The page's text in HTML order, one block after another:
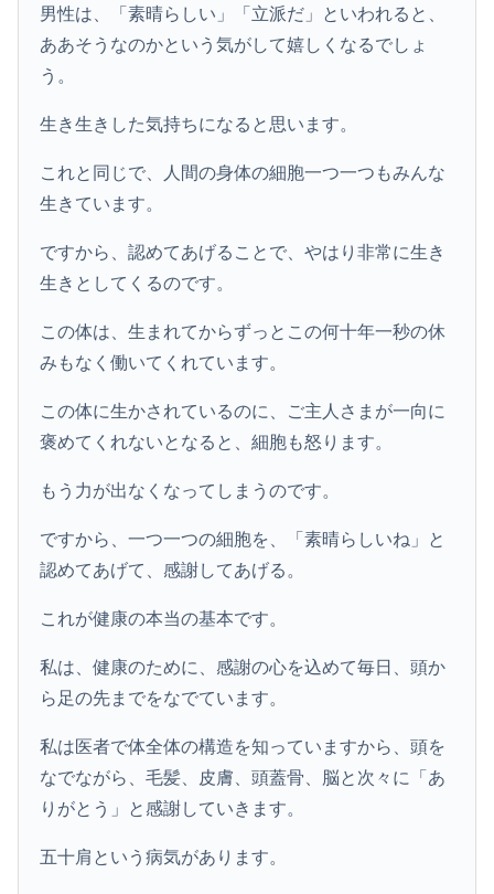
男性は、「素晴らしい」「立派だ」といわれると、
ああそうなのかという気がして嬉しくなるでしょ
う。
生き生きした気持ちになると思います。
これと同じで、人間の身体の細胞一つ一つもみんな
生きています。
ですから、認めてあげることで、やはり非常に生き
生きとしてくるのです。
この体は、生まれてからずっとこの何十年一秒の休
みもなく働いてくれています。
この体に生かされているのに、ご主人さまが一向に
褒めてくれないとなると、細胞も怒ります。
もう力が出なくなってしまうのです。
ですから、一つ一つの細胞を、「素晴らしいね」と
認めてあげて、感謝してあげる。
これが健康の本当の基本です。
私は、健康のために、感謝の心を込めて毎日、頭か
ら足の先までをなでています。
私は医者で体全体の構造を知っていますから、頭を
なでながら、毛髪、皮膚、頭蓋骨、脳と次々に「あ
りがとう」と感謝していきます。
五十肩という病気があります。